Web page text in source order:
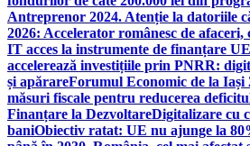
Antreprenor 2024. Atenție la datoriile
2026: Accelerator românesc de
IT acces la instrumente de finanțare
accelerează investițiile prin PNRR:
și apărareForumul Economic de la Iași
măsuri fiscale pentru reducerea
Finanțare la DezvoltareDigitalizare cu
baniObiectiv ratat: UE nu ajunge la